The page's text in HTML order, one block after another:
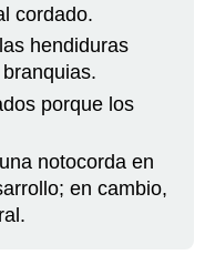
cordado.
hendiduras
porque los
notocorda en
en cambio,